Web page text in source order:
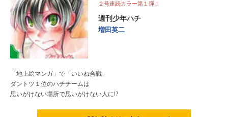
２号連続カラー第１弾！
週刊少年ハチ
増田英二
「地上絵マンガ」で「いいね合戦」
ダントツ１位のハチチームは
思いがけない場所で思いがけない人に!?